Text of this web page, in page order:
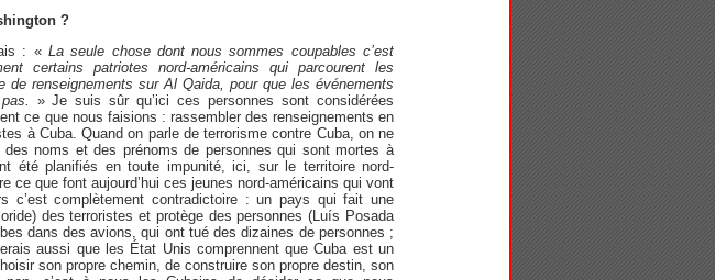
?
: « La seule chose dont nous sommes coupables c’est
certains patriotes nord-américains qui parcourent les
de renseignements sur Al Qaida, pour que les événements
» Je suis sûr qu’ici ces personnes sont considérées
ce que nous faisions : rassembler des renseignements en
à Cuba. Quand on parle de terrorisme contre Cuba, on ne
noms et des prénoms de personnes qui sont mortes à
été planifiés en toute impunité, ici, sur le territoire nord-
ce que font aujourd’hui ces jeunes nord-américains qui vont
c’est complètement contradictoire : un pays qui fait une
des terroristes et protège des personnes (Luís Posada
dans des avions, qui ont tué des dizaines de personnes ;
aussi que les État Unis comprennent que Cuba est un
son propre chemin, de construire son propre destin, son